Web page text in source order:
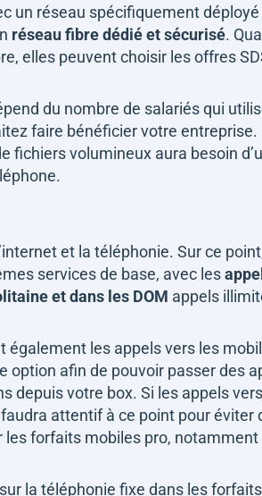
un réseau spécifiquement déployé
réseau fibre dédié et sécurisé.
elles peuvent choisir les offres
du nombre de salariés qui
faire bénéficier votre entreprise.
fichiers volumineux aura besoin
et la téléphonie. Sur ce
services de base, avec les
et dans les DOM appels
les appels vers les
option afin de pouvoir passer des
depuis votre box. Si les appels
attentif à ce point pour éviter
les forfaits mobiles pro, notamment
la téléphonie fixe dans les